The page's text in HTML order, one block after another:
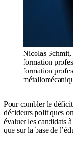
Nicolas Schmit,
formation
formation
Pour combler le déficit
décideurs politiques
évaluer les candidats
que sur la base de